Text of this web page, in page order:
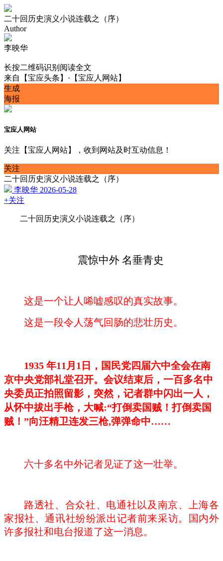
二十回历史演义小说连载之（序）
Author
李映华
长按二维码识别阅读全文
来自
【宝应头条】·【宝应人网站】
生成
海报
宝应人网站
关注【宝应人网站】，收到网站及时互动信息！
关注
二十回历史演义小说连载之（序）
李映华 2026-05-28
+关注
二十回历史演义小说连载之（序）
震惊中外 名垂青史
这是一个让人唏嘘感叹的真实故事。
这是一段令人荡气回肠的悲壮历史。
1935 年11月1日，国民党四届六中全会在南
京中央党部礼堂召开。会议结束后，一百多名中
央委员正拍照留影，突然，记者群中闪出一人，
从怀中拔出手枪，大喊:“打倒卖国贼！打倒卖国
贼！”向汪精卫连发三枪,弹弹命中……
六十多名中外记者见证了这一壮举。
路透社、合众社、电通社以及南京、上海各
家报社、通讯社纷纷派出记者前来采访。国内外
许多报社和电台报道了这一消息。